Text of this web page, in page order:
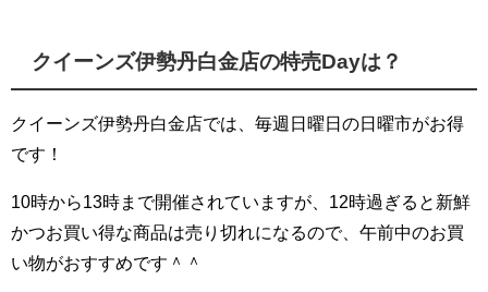
クイーンズ伊勢丹白金店の特売Dayは？
クイーンズ伊勢丹白金店では、毎週日曜日の日曜市がお得
です！
10時から13時まで開催されていますが、12時過ぎると新鮮
かつお買い得な商品は売り切れになるので、午前中のお買
い物がおすすめです＾＾